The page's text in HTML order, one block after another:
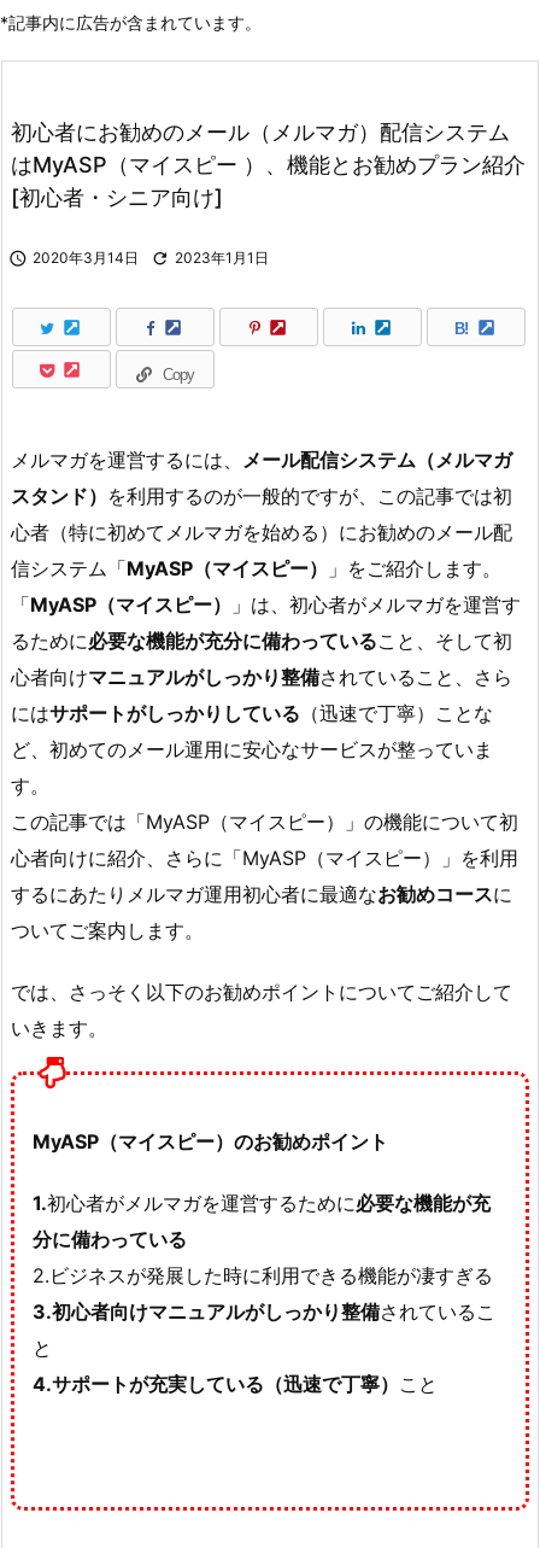
*記事内に広告が含まれています。
初心者にお勧めのメール（メルマガ）配信システム
はMyASP（マイスピー ）、機能とお勧めプラン紹介
[初心者・シニア向け]
 2020年3月14日  2023年1月1日
B!
Copy
メルマガを運営するには、
メール配信システム（メルマガ
スタンド） を利用するのが一般的ですが、この記事では初
心者（特に初めてメルマガを始める）にお勧めのメール配
信システム「MyASP（マイスピー）
」をご紹介します。
「MyASP（マイスピー）
」は、初心者がメルマガを運営す
るために必要な機能が充分に備わっていること、そして初
心者向けマニュアルがしっかり整備されていること、さら
にはサポートがしっかりしている （迅速で丁寧）ことな
ど、初めてのメール運用に安心なサービスが整っていま
す。
この記事では「MyASP（マイスピー）」の機能について初
心者向けに紹介、さらに「MyASP（マイスピー）」を利用
するにあたりメルマガ運用初心者に最適なお勧めコースに
ついてご案内します。
では、さっそく以下のお勧めポイントについてご紹介して
いきます。
MyASP（マイスピー）のお勧めポイント
1.初心者がメルマガを運営するために必要な機能が充
分に備わっている
2.ビジネスが発展した時に利用できる機能が凄すぎる
3.初心者向けマニュアルがしっかり整備されているこ
と
4.サポートが充実している（迅速で丁寧） こと